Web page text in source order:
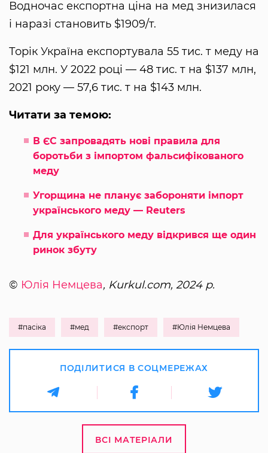
Водночас експортна ціна на мед знизилася
і наразі становить $1909/т.
Торік Україна експортувала 55 тис. т меду на
$121 млн. У 2022 році — 48 тис. т на $137 млн,
2021 року — 57,6 тис. т на $143 млн.
Читати за темою:
В ЄС запровадять нові правила для
боротьби з імпортом фальсифікованого
меду
Угорщина не планує забороняти імпорт
українського меду — Reuters
Для українського меду відкрився ще один
ринок збуту
© Юлія Немцева, Kurkul.com, 2024 р.
#пасіка #мед #експорт #Юлія Немцева
ПОДІЛИТИСЯ В СОЦМЕРЕЖАХ
ВСІ МАТЕРІАЛИ